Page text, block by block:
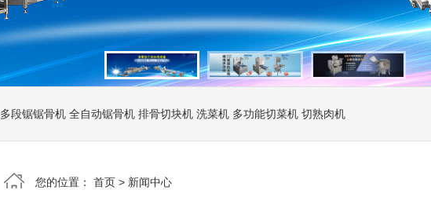
多段锯锯骨机 全自动锯骨机 排骨切块机 洗菜机 多功能切菜机 切熟肉机
您的位置： 首页 > 新闻中心